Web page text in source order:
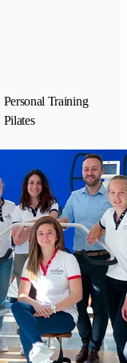
Personal Training
Pilates